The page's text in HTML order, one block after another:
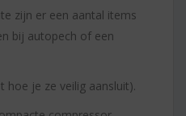
zijn er een aantal items
bij autopech of een
hoe je ze veilig aansluit).